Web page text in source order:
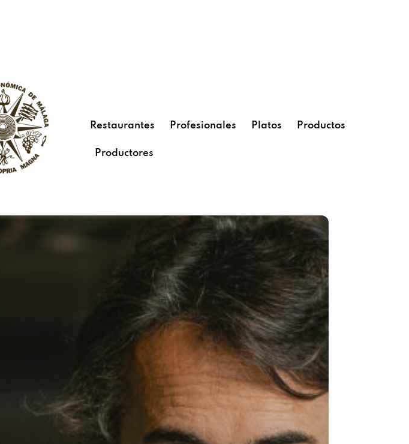
Restaurantes Profesionales Platos Productos
Productores